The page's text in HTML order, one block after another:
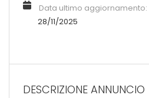
Data ultimo aggiornamento:
28/11/2025
DESCRIZIONE ANNUNCIO